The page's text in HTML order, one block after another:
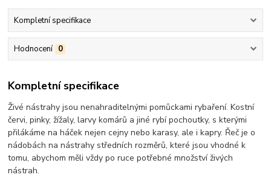
Kompletní specifikace
Hodnocení 0
Kompletní specifikace
Živé nástrahy jsou nenahraditelnými pomůckami rybaření. Kostní
červi, pinky, žížaly, larvy komárů a jiné rybí pochoutky, s kterými
přilákáme na háček nejen cejny nebo karasy, ale i kapry. Řeč je o
nádobách na nástrahy středních rozměrů, které jsou vhodné k
tomu, abychom měli vždy po ruce potřebné množství živých
nástrah.